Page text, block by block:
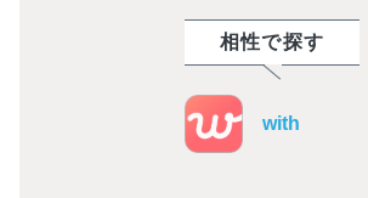
相性で探す
with